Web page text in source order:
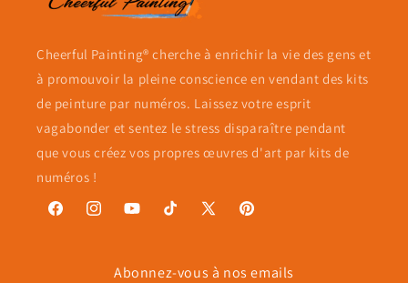
Cheerful Painting® cherche à enrichir la vie des gens et
à promouvoir la pleine conscience en vendant des kits
de peinture par numéros. Laissez votre esprit
vagabonder et sentez le stress disparaître pendant
que vous créez vos propres œuvres d'art par kits de
numéros !
FacebookInstagramYouTubeTikTok
X
Pinterest
Abonnez-vous à nos emails